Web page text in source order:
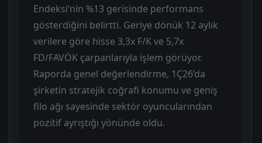
Endeksi’nin %13 gerisinde performans
gösterdiğini belirtti. Geriye dönük 12 aylık
verilere göre hisse 3,3x F/K ve 5,7x
FD/FAVÖK çarpanlarıyla işlem görüyor.
Raporda genel değerlendirme, 1Ç26’da
şirketin stratejik coğrafi konumu ve geniş
filo ağı sayesinde sektör oyuncularından
pozitif ayrıştığı yönünde oldu.